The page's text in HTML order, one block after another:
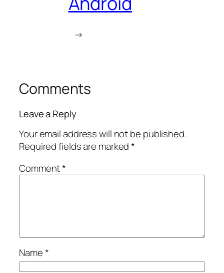
→
Comments
Leave a Reply
Your email address will not be published.
Required fields are marked*
Comment*
Name*